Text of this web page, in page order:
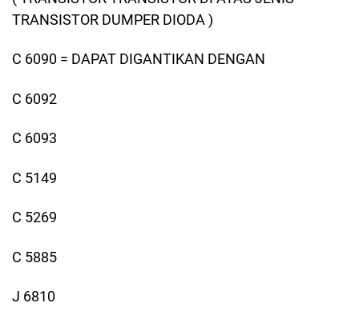
TRANSISTOR DUMPER DIODA )
C 6090 = DAPAT DIGANTIKAN DENGAN
C 6092
C 6093
C 5149
C 5269
C 5885
J 6810